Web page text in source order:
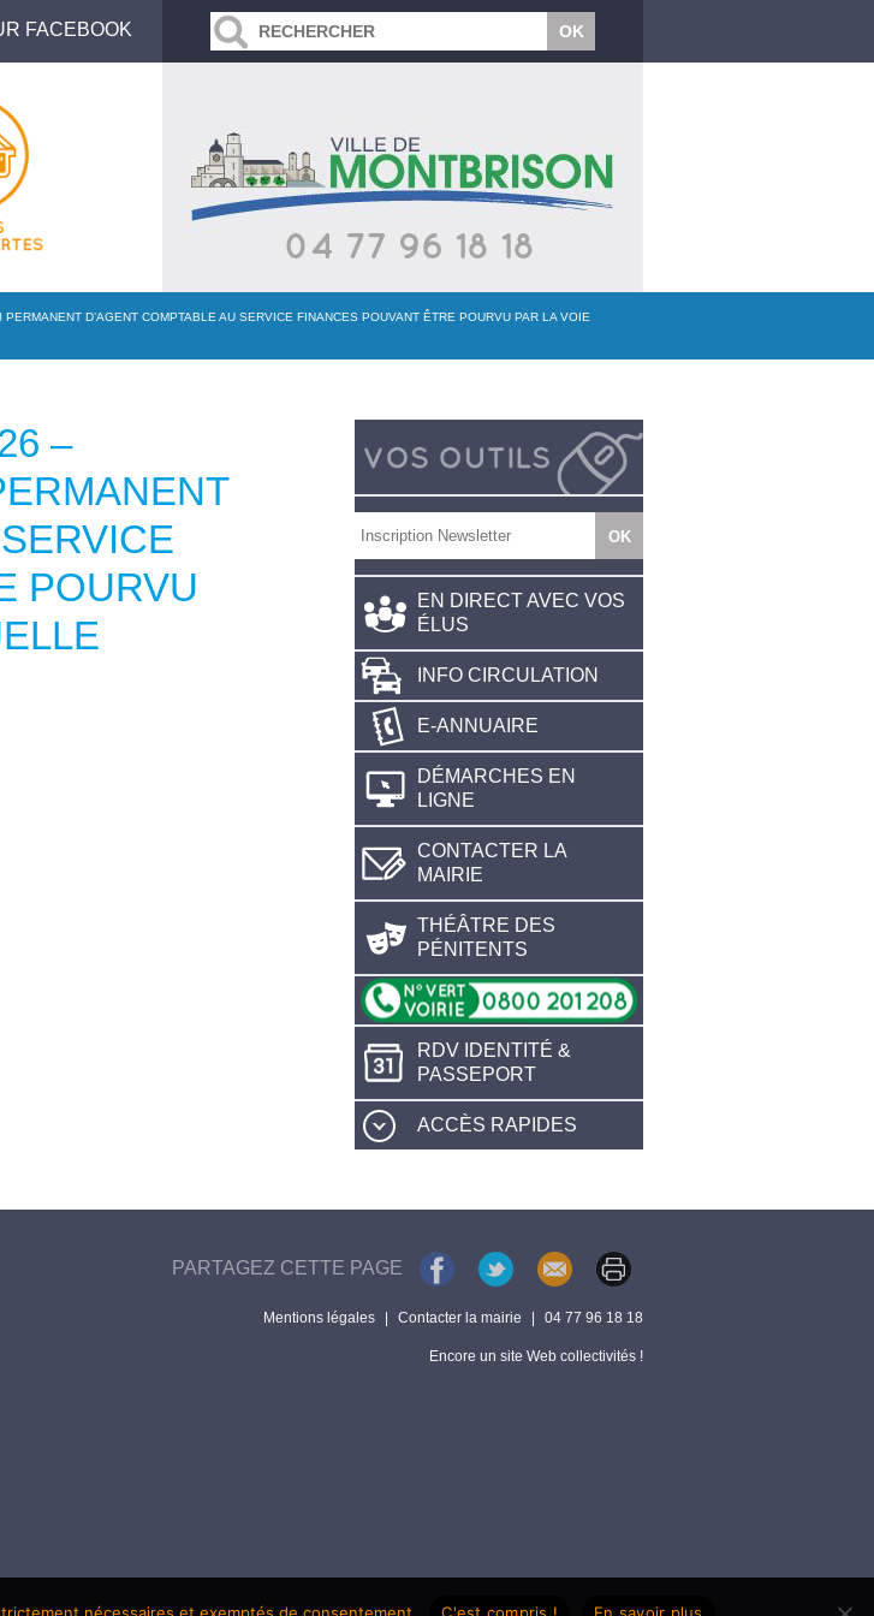
FACEBOOK
D’AGENT COMPTABLE AU SERVICE FINANCES POUVANT ÊTRE POURVU PAR LA VOIE
–
POURVU
EN DIRECT AVEC VOS
ÉLUS
INFO CIRCULATION
E-ANNUAIRE
DÉMARCHES EN
LIGNE
CONTACTER LA
MAIRIE
THÉÂTRE DES
PÉNITENTS
RDV IDENTITÉ &
PASSEPORT
ACCÈS RAPIDES
PARTAGEZ CETTE PAGE
Mentions légales Contacter la mairie 04 77 96 18 18
Encore un site Web collectivités !